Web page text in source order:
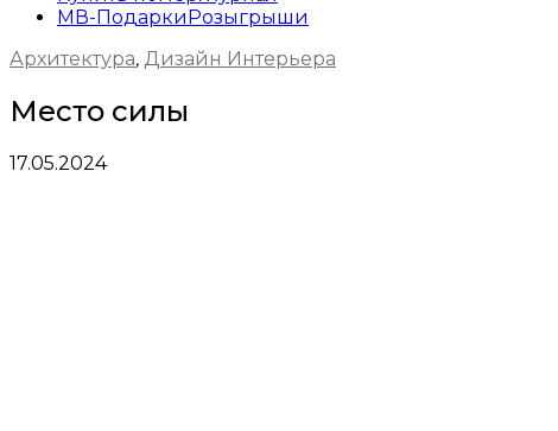
МВ-Подарки Розыгрыши
Архитектура, Дизайн Интерьера
Место силы
17.05.2024